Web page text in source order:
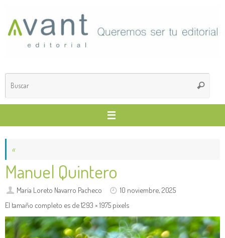
contenido
Buscar
«
Manuel Quintero
María Loreto Navarro Pacheco
10 noviembre, 2025
El tamaño completo es de1293 × 1975 pixels